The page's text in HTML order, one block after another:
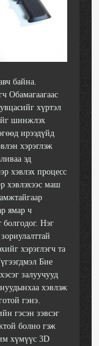
байна.
Обамагаагаас
хүртэл
шинжлэх
ирээдүйд
хэрэглэж
эд
хэвлэх процесс
хэвлэхээс маш
ямар ч
болгодог. Нэг
хэрэглэгч та
Бие
залуучууд
хэвлэж
гэнэ.
гэсэн зэвсэг
болно гэж
хүмүүс 3D